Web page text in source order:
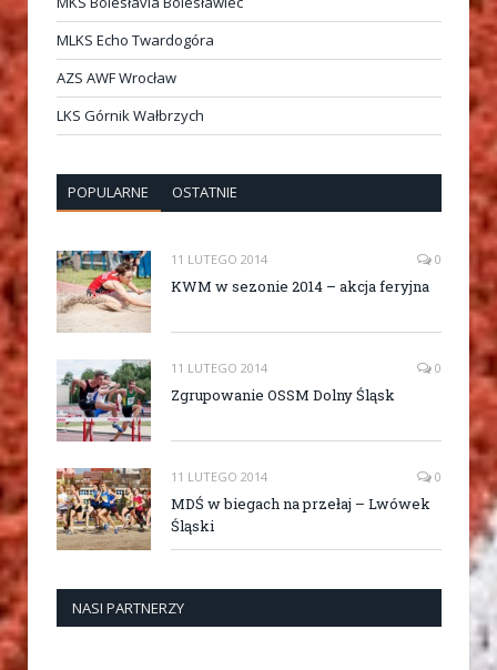
MLKS Echo Twardogóra
AZS AWF Wrocław
LKS Górnik Wałbrzych
POPULARNE OSTATNIE
11 LUTEGO 2014 0
KWM w sezonie 2014 – akcja feryjna
11 LUTEGO 2014 0
Zgrupowanie OSSM Dolny Śląsk
11 LUTEGO 2014 0
MDŚ w biegach na przełaj – Lwówek
Śląski
NASI PARTNERZY